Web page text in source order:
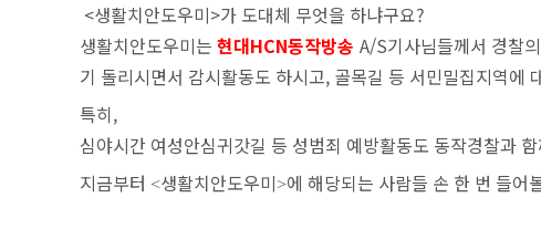
<생활치안도우미>가 도대체 무엇을 하냐구요?
생활치안도우미는 현대HCN동작방송 A/S기사님들께서 경찰
기 돌리시면서 감시활동도 하시고, 골목길 등 서민밀집지역에
특히,
심야시간 여성안심귀갓길 등 성범죄 예방활동도 동작경찰과
지금부터 <생활치안도우미>에 해당되는 사람들 손 한 번 들어